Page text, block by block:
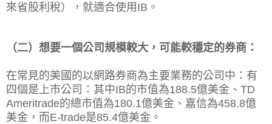
來省股利稅），就適合使用IB。
（二）想要一個公司規模較大，可能較穩定的券商：
在常見的美國的以網路券商為主要業務的公司中：有
四個是上市公司：其中IB的市值為188.5億美金、TD
Ameritrade的總市值為180.1億美金、嘉信為458.8億
美金，而E-trade是85.4億美金。